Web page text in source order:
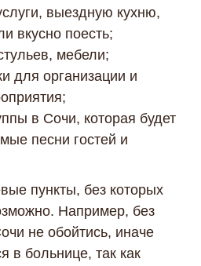
выездную кухню,
вкусно поесть;
мебели;
для организации и
в Сочи, которая будет
песни гостей и
пункты, без которых
Например, без
не обойтись, иначе
в больнице, так как